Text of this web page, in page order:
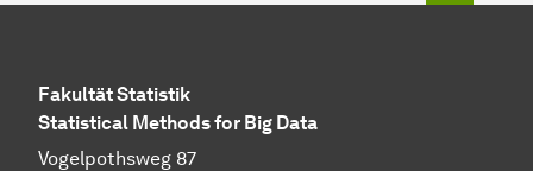
Fakultät Statistik
Statistical Methods for Big Data
Vogelpothsweg 87